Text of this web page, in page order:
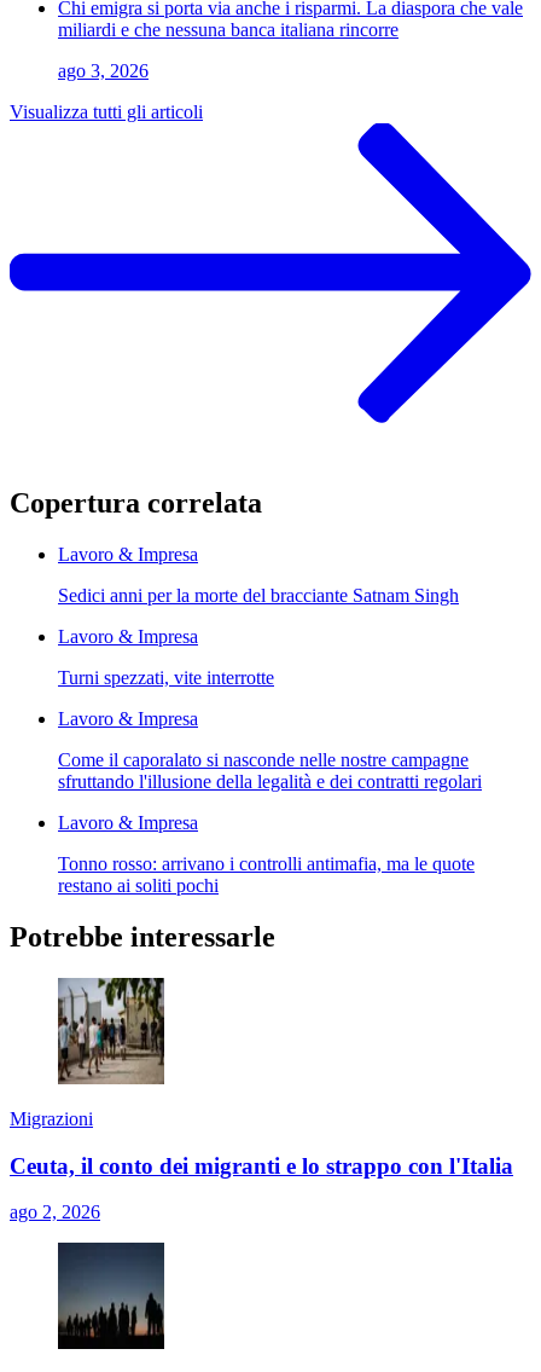
Chi emigra si porta via anche i risparmi. La diaspora che vale
miliardi e che nessuna banca italiana rincorre
ago 3, 2026
Visualizza tutti gli articoli
Copertura correlata
Lavoro & Impresa
Sedici anni per la morte del bracciante Satnam Singh
Lavoro & Impresa
Turni spezzati, vite interrotte
Lavoro & Impresa
Come il caporalato si nasconde nelle nostre campagne
sfruttando l'illusione della legalità e dei contratti regolari
Lavoro & Impresa
Tonno rosso: arrivano i controlli antimafia, ma le quote
restano ai soliti pochi
Potrebbe interessarle
Migrazioni
Ceuta, il conto dei migranti e lo strappo con l'Italia
ago 2, 2026